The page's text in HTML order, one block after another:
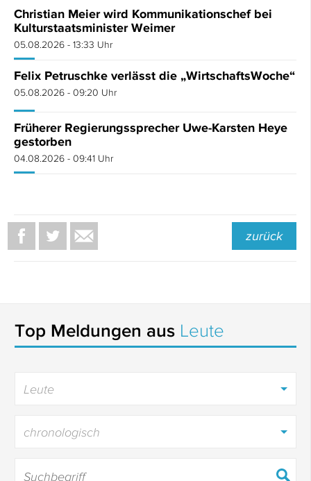
Christian Meier wird Kommunikationschef bei
Kulturstaatsminister Weimer
05.08.2026 - 13:33 Uhr
Felix Petruschke verlässt die „WirtschaftsWoche“
05.08.2026 - 09:20 Uhr
Früherer Regierungssprecher Uwe-Karsten Heye
gestorben
04.08.2026 - 09:41 Uhr
zurück
Top Meldungen aus Leute
Leute
chronologisch